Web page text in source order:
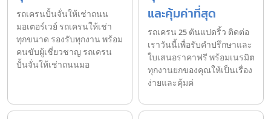
รถเครนปั้นจั่นให้เช่าถนน
มอเตอร์เวย์ รถเครนให้เช่า
ทุกขนาด รองรับทุกงาน พร้อม
คนขับผู้เชี่ยวชาญ รถเครน
ปั้นจั่นให้เช่าถนนมอ
และคุ้มค่าที่สุด
รถเครน 25 ตันแปดริ้ว ติดต่อ
เราวันนี้เพื่อรับคำปรึกษาและ
ใบเสนอราคาฟรี พร้อมเนรมิต
ทุกงานยกของคุณให้เป็นเรื่อง
ง่ายและคุ้มค่